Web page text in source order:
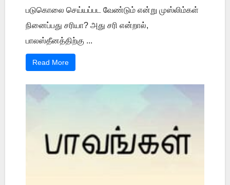
படுகொலை செய்யப்பட வேண்டும் என்று முஸ்லிம்கள்
நினைப்பது சரியா? அது சரி என்றால்,
பாலஸ்தீனத்திற்கு ...
Read More